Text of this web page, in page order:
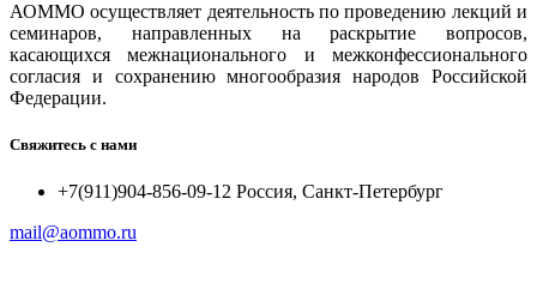
АОММО осуществляет деятельность по проведению лекций и
семинаров, направленных на раскрытие вопросов,
касающихся межнационального и межконфессионального
согласия и сохранению многообразия народов Российской
Федерации.
Свяжитесь с нами
+7(911)904-856-09-12 Россия, Санкт-Петербург
mail@aommo.ru